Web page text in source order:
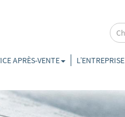
APRÈS-VENTE L’ENTREPRISE